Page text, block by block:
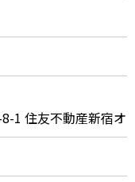
1 住友不動産新宿オ